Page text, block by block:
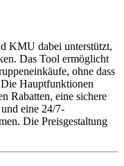
KMU dabei unterstützt,
Das Tool ermöglicht
ohne dass
Hauptfunktionen
Rabatten, eine sichere
eine 24/7-
Die Preisgestaltung